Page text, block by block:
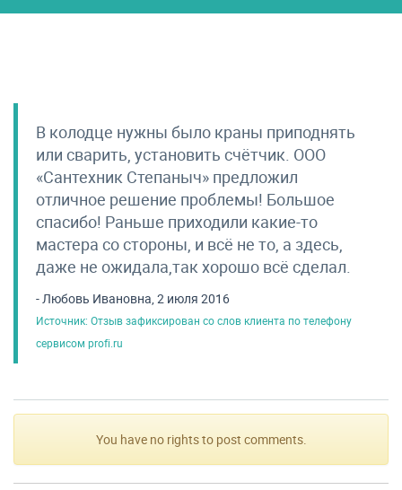
В колодце нужны было краны приподнять
или сварить, установить счётчик. ООО
«Сантехник Степаныч» предложил
отличное решение проблемы! Большое
спасибо! Раньше приходили какие-то
мастера со стороны, и всё не то, а здесь,
даже не ожидала,так хорошо всё сделал.
- Любовь Ивановна, 2 июля 2016
Источник: Отзыв зафиксирован со слов клиента по телефону
сервисом profi.ru
You have no rights to post comments.